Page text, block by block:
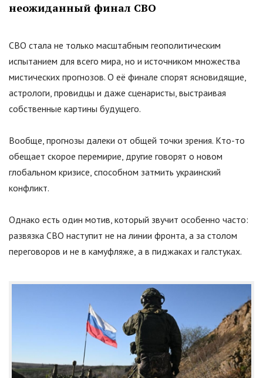
неожиданный финал СВО
СВО стала не только масштабным геополитическим
испытанием для всего мира, но и источником множества
мистических прогнозов. О её финале спорят ясновидящие,
астрологи, провидцы и даже сценаристы, выстраивая
собственные картины будущего.
Вообще, прогнозы далеки от общей точки зрения. Кто-то
обещает скорое перемирие, другие говорят о новом
глобальном кризисе, способном затмить украинский
конфликт.
Однако есть один мотив, который звучит особенно часто:
развязка СВО наступит не на линии фронта, а за столом
переговоров и не в камуфляже, а в пиджаках и галстуках.